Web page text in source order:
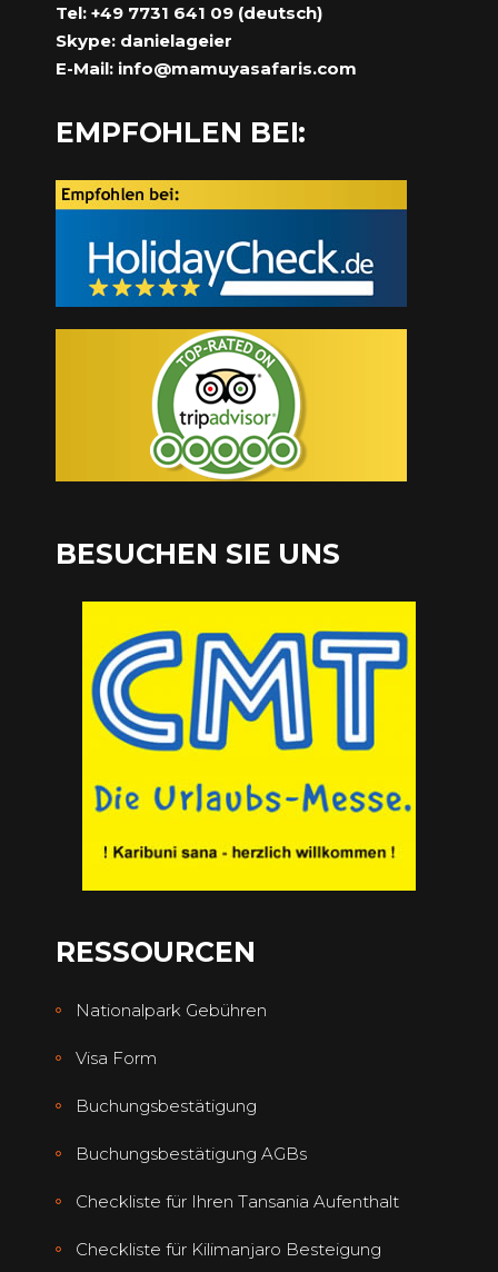
Tel: +49 7731 641 09 (deutsch)
Skype: danielageier
E-Mail: info@mamuyasafaris.com
EMPFOHLEN BEI:
BESUCHEN SIE UNS
RESSOURCEN
Nationalpark Gebühren
Visa Form
Buchungsbestätigung
Buchungsbestätigung AGBs
Checkliste für Ihren Tansania Aufenthalt
Checkliste für Kilimanjaro Besteigung